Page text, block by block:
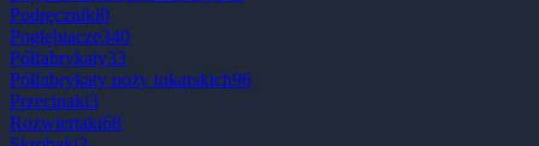
Podręczniki0
Pogłębiacze340
Półfabrykaty33
Półfabrykaty noży tokarskich96
Przecinaki3
Rozwiertaki68